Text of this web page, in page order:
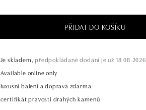
PŘIDAT DO KOŠÍKU
Je skladem, předpokládané dodání je už 18.08.2026.
Available online only
luxusní balení a doprava zdarma
certifikát pravosti drahých kamenů